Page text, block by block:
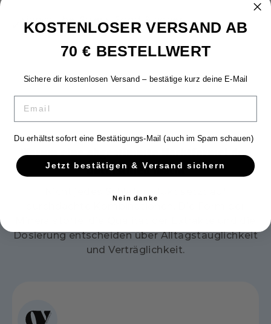
Alltagsbelastung
Warum eine abgestimmte Nachtformel den
Unterschied macht
Dosierung entscheiden über Alltagstauglichkeit
und Verträglichkeit.
KOSTENLOSER VERSAND AB
70 € BESTELLWERT
Sichere dir kostenlosen Versand – bestätige kurz deine E-Mail
Du erhältst sofort eine Bestätigungs-Mail (auch im Spam schauen)
Jetzt bestätigen & Versand sichern
Nein danke